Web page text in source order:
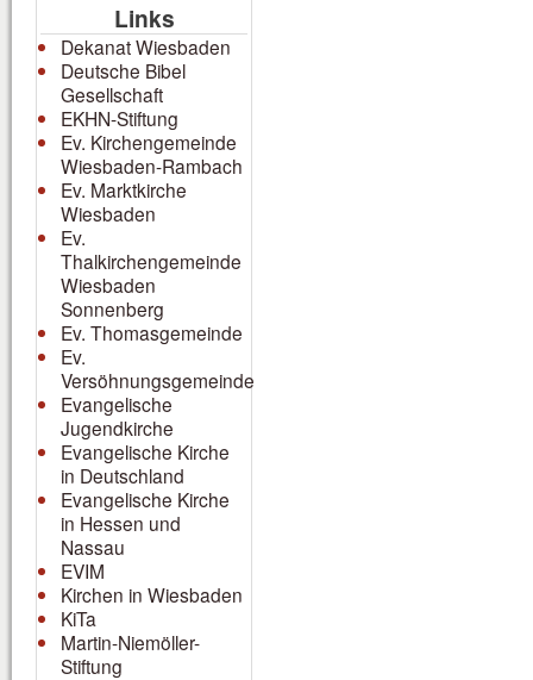
Links
Dekanat Wiesbaden
Deutsche Bibel
Gesellschaft
EKHN-Stiftung
Ev. Kirchengemeinde
Wiesbaden-Rambach
Ev. Marktkirche
Wiesbaden
Ev.
Thalkirchengemeinde
Wiesbaden
Sonnenberg
Ev. Thomasgemeinde
Ev.
Versöhnungsgemeinde
Evangelische
Jugendkirche
Evangelische Kirche
in Deutschland
Evangelische Kirche
in Hessen und
Nassau
EVIM
Kirchen in Wiesbaden
KiTa
Martin-Niemöller-
Stiftung